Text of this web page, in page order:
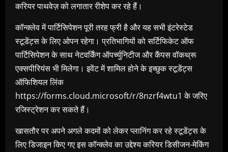
करियर पाथवेज़ को लगातार रीशेप कर रहे हैं।
कॉन्क्लेव में पार्टिसिपेशन पूरी तरह फ्री है और यह सभी इंटरेस्टेड
स्टूडेंट्स के लिए ओपन रहेगा। प्रतिभागियों को सर्टिफिकेट ऑफ
पार्टिसिपेशन के साथ नेटवर्किंग ऑपर्च्युनिटीज और कैंपस वॉकथ्रू
एक्सपीरियंस भी मिलेगा। इवेंट में शामिल होने के इच्छुक स्टूडेंट्स
ऑफिशियल लिंक
https://forms.cloud.microsoft/r/8nzrf4wtu1 के जरिए
रजिस्ट्रेशन कर सकते हैं।
खासतौर पर अपने अगले कदमों को लेकर प्लानिंग कर रहे स्टूडेंट्स के
लिए डिजाइन किए गए इस कॉन्क्लेव का उद्देश्य करियर डिसीजन-मेकिंग